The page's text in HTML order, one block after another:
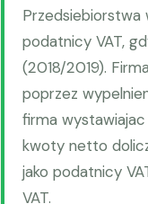
Przedsiebiorstwa
podatnicy VAT,
(2018/2019).
poprzez
firma
kwoty netto
jako podatnicy
VAT.